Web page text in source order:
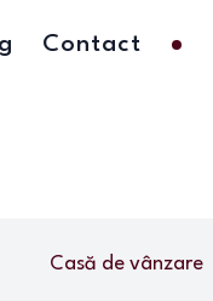
Contact
Casă de vânzare